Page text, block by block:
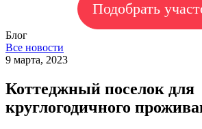
Подобрать
Блог
Все новости
9 марта, 2023
Коттеджный поселок для
круглогодичного